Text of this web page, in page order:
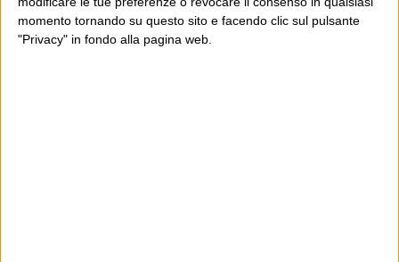
momento tornando su questo sito e facendo clic sul pulsante
"Privacy" in fondo alla pagina web.